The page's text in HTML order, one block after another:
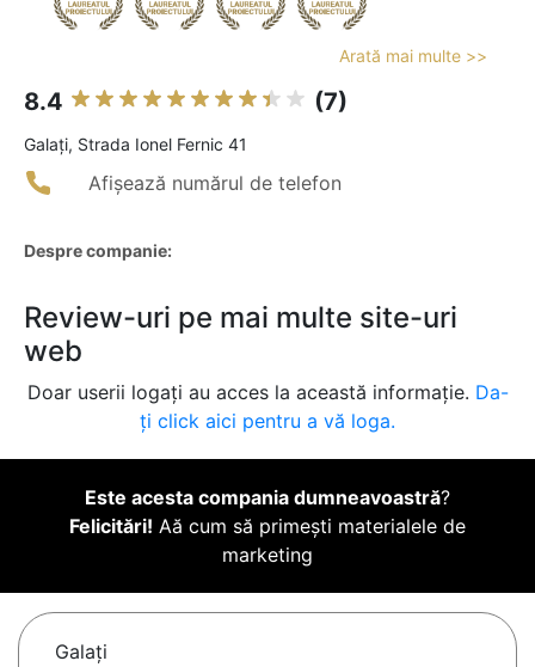
Arată mai multe >>
8.4 (7)
Galaţi, Strada Ionel Fernic 41
Afișează numărul de telefon
Despre companie:
Review-uri pe mai multe site-uri
web
Doar userii logați au acces la această informație. Da-
ți click aici pentru a vă loga.
Este acesta compania dumneavoastră?
Felicitări! Aă cum să primești materialele de
marketing
Galaţi